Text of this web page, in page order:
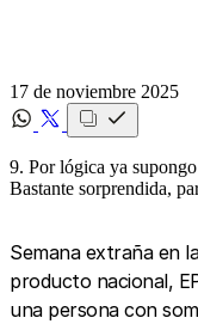
17 de noviembre 2025
9. Por lógica ya
Bastante sorprendida,
Semana extraña en
producto nacional,
una persona con